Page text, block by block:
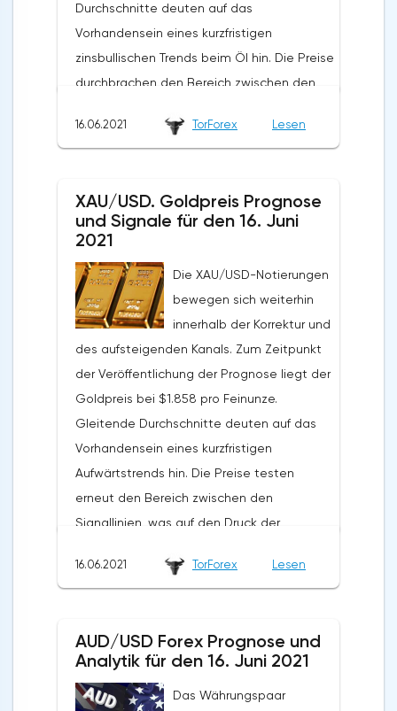
Durchschnitte deuten auf das
Vorhandensein eines kurzfristigen
zinsbullischen Trends beim Öl hin. Die Preise
durchbrachen den Bereich zwischen den
von Käufern des "Schwarzen Goldes" und
Niveaus hinweist. Im Moment ist ein
Versuch zu erwarten, eine Korrektur zu
in der Nähe des Bereichs von 73,35 Dollar
pro Barrel zu testen. Weiter, die
Fortsetzung des Wachstums des Ölkurses
im Bereich über dem Niveau von 76,55.Ein
zusätzliches Signal zu Gunsten des
Anstiegs der Notierungen und Preise für
Brent-Öl wird ein Test der
Unterstützungslinie auf dem Indikator der
relativen Stärke (RSI) sein. Das zweite
Signal wird ein Abprall von der unteren
Grenze des aufsteigenden Kanals sein. Die
Ölpreise wird ein Rückgang und ein
Zusammenbruch des
Fortsetzung des Rückgangs der BRENT-
16.06.2021 TorForex Lesen
XAU/USD. Goldpreis Prognose
und Signale für den 16. Juni
2021
Die XAU/USD-Notierungen
bewegen sich weiterhin
innerhalb der Korrektur und
des aufsteigenden Kanals. Zum Zeitpunkt
der Veröffentlichung der Prognose liegt der
Goldpreis bei $1.858 pro Feinunze.
Gleitende Durchschnitte deuten auf das
Vorhandensein eines kurzfristigen
Aufwärtstrends hin. Die Preise testen
erneut den Bereich zwischen den
Signallinien, was auf den Druck der
mögliche Fortsetzung des Rückgangs von
Korrektur zu entwickeln und das
Unterstützungsniveau in der Nähe des
Bereichs von 1850 zu testen. Wo eine
16.06.2021 TorForex Lesen
AUD/USD Forex Prognose und
Analytik für den 16. Juni 2021
Das Währungspaar